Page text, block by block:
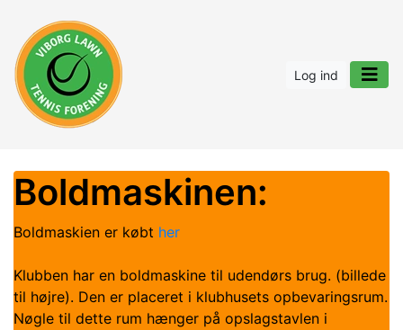
Log ind
Boldmaskinen:
Boldmaskien er købt her
Klubben har en boldmaskine til udendørs brug. (billede
til højre). Den er placeret i klubhusets opbevaringsrum.
Nøgle til dette rum hænger på opslagstavlen i